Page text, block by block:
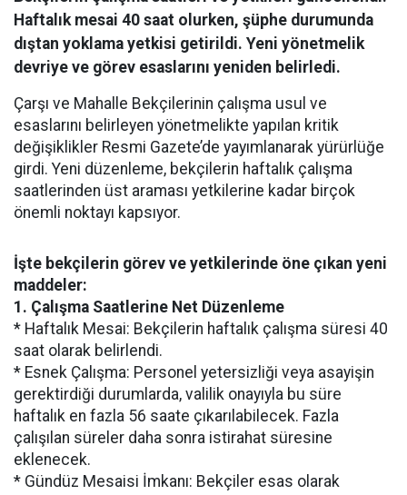
Haftalık mesai 40 saat olurken, şüphe durumunda
dıştan yoklama yetkisi getirildi. Yeni yönetmelik
devriye ve görev esaslarını yeniden belirledi.
Çarşı ve Mahalle Bekçilerinin çalışma usul ve
esaslarını belirleyen yönetmelikte yapılan kritik
değişiklikler Resmi Gazete’de yayımlanarak yürürlüğe
girdi. Yeni düzenleme, bekçilerin haftalık çalışma
saatlerinden üst araması yetkilerine kadar birçok
önemli noktayı kapsıyor.
İşte bekçilerin görev ve yetkilerinde öne çıkan yeni
maddeler:
1. Çalışma Saatlerine Net Düzenleme
* Haftalık Mesai: Bekçilerin haftalık çalışma süresi 40
saat olarak belirlendi.
* Esnek Çalışma: Personel yetersizliği veya asayişin
gerektirdiği durumlarda, valilik onayıyla bu süre
haftalık en fazla 56 saate çıkarılabilecek. Fazla
çalışılan süreler daha sonra istirahat süresine
eklenecek.
* Gündüz Mesaisi İmkanı: Bekçiler esas olarak